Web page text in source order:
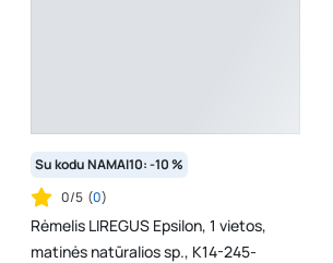
Su kodu NAMAI10: -10 %
0/5 (0)
Rėmelis LIREGUS Epsilon, 1 vietos,
matinės natūralios sp., K14-245-